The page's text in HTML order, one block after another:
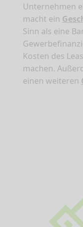
Unternehmen
macht ein
Sinn als eine
Kosten des
machen.
einen weiteren